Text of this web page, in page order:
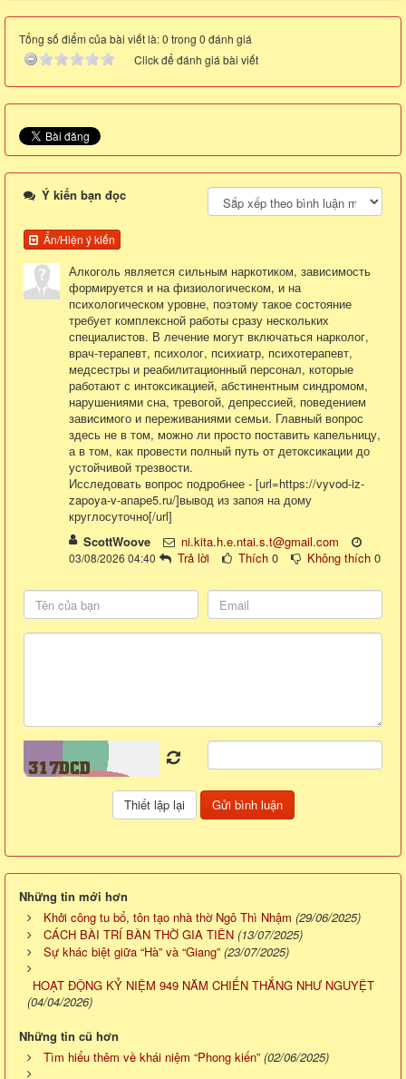
Tổng số điểm của bài viết là: 0 trong 0 đánh giá
Click để đánh giá bài viết
Ý kiến bạn đọc
Ẩn/Hiện ý kiến
Алкоголь является сильным наркотиком, зависимость
формируется и на физиологическом, и на
психологическом уровне, поэтому такое состояние
требует комплексной работы сразу нескольких
специалистов. В лечение могут включаться нарколог,
врач-терапевт, психолог, психиатр, психотерапевт,
медсестры и реабилитационный персонал, которые
работают с интоксикацией, абстинентным синдромом,
нарушениями сна, тревогой, депрессией, поведением
зависимого и переживаниями семьи. Главный вопрос
здесь не в том, можно ли просто поставить капельницу,
а в том, как провести полный путь от детоксикации до
устойчивой трезвости.
Исследовать вопрос подробнее - [url=https://vyvod-iz-
zapoya-v-anape5.ru/]вывод из запоя на дому
круглосуточно[/url]
ScottWoove
ni.kita.h.e.ntai.s.t@gmail.com
03/08/2026 04:40 Trả lời Thích 0 Không thích 0
Những tin mới hơn
Khởi công tu bổ, tôn tạo nhà thờ Ngô Thì Nhậm (29/06/2025)
CÁCH BÀI TRÍ BÀN THỜ GIA TIÊN (13/07/2025)
Sự khác biệt giữa “Hà” và “Giang” (23/07/2025)
HOẠT ĐỘNG KỶ NIỆM 949 NĂM CHIẾN THẮNG NHƯ NGUYỆT
(04/04/2026)
Những tin cũ hơn
Tìm hiểu thêm về khái niệm “Phong kiến” (02/06/2025)